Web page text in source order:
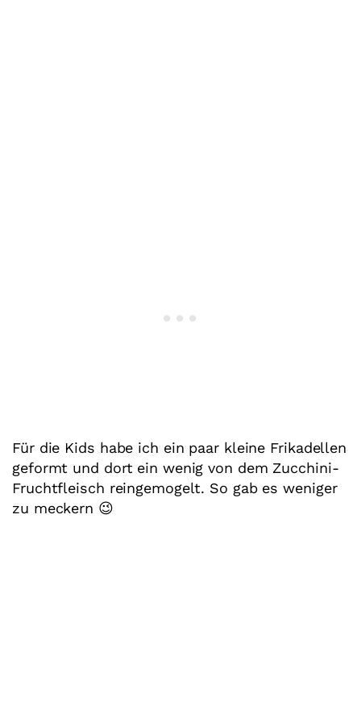
Für die Kids habe ich ein paar kleine Frikadellen
geformt und dort ein wenig von dem Zucchini-
Fruchtfleisch reingemogelt. So gab es weniger
zu meckern 😉